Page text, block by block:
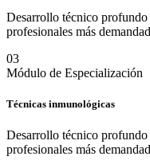
Desarrollo técnico profundo
profesionales más
03
Módulo de Especialización
Técnicas inmunológicas
Desarrollo técnico profundo
profesionales más